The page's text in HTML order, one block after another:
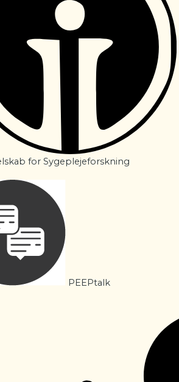
for Sygeplejeforskning
PEEPtalk